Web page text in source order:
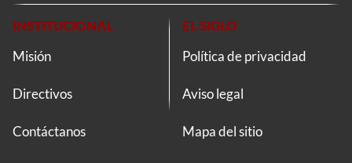
INSTITUCIONAL
Misión
Directivos
Contáctanos
EL SIGLO
Política de privacidad
Aviso legal
Mapa del sitio